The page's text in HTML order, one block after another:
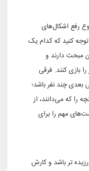
رفع اشکال‌های
کنید که کدام یک
مبحث دارند و
بازی کنند. فرقی
بعدی چند نفر باشد؛
را که می‌دانند، از
مهم را برای
تر باشد و کارش